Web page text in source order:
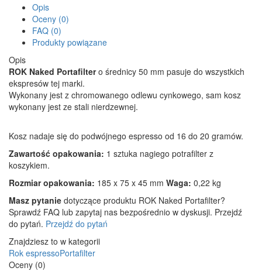
Opis
Oceny (0)
FAQ (0)
Produkty powiązane
Opis
ROK Naked Portafiltero średnicy 50 mm pasuje do wszystkich
ekspresów tej marki.
Wykonany jest z chromowanego odlewu cynkowego, sam kosz
wykonany jest ze stali nierdzewnej.
Kosz nadaje się do podwójnego espresso od 16 do 20 gramów.
Zawartość opakowania: 1 sztuka nagiego potrafilter z
koszykiem.
Rozmiar opakowania: 185 x 75 x 45 mm Waga: 0,22 kg
Masz pytanie dotyczące produktu ROK Naked Portafilter?
Sprawdź FAQ lub zapytaj nas bezpośrednio w dyskusji. Przejdź
do pytań. Przejdź do pytań
Znajdziesz to w kategorii
Rok espressoPortafilter
Oceny (0)